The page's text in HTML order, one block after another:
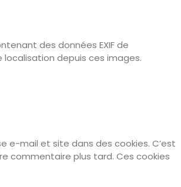
des données EXIF de
depuis ces images.
e-mail et site dans des cookies. C’est
commentaire plus tard. Ces cookies